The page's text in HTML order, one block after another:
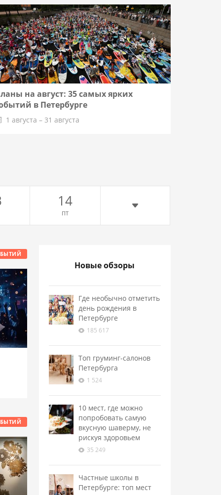
на август: 35 самых ярких
в Петербурге
1 августа – 31 августа
14
ПТ
Новые обзоры
Где необычно отметить
день рождения в
Петербурге
185 617
Топ груминг-салонов
Петербурга
1 524
10 мест, где можно
попробовать самую
вкусную шаверму, не
рискуя здоровьем
35 249
Частные школы в
Петербурге: топ мест